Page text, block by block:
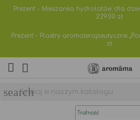
Prezent - Mieszanka hydrolatów dla
229.00 zł.
Prezent - Plastry aromaterapeutyczne
zł.
 
search
Trafność